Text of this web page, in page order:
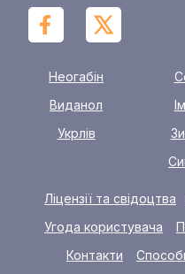
Неогабін
Виданол
Укрлів
Ліцензії та свідоцтва
Угода користувача
Контакти